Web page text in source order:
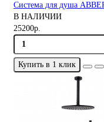
Система для душа
В НАЛИЧИИ
25200р.
Купить в 1 клик